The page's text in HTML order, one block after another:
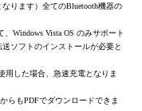
ります）全てのBluetooth機器の
Windows Vista OS のみサポート
ソフトのインストールが必要と
用した場合、急速充電となりま
らもPDFでダウンロードできま